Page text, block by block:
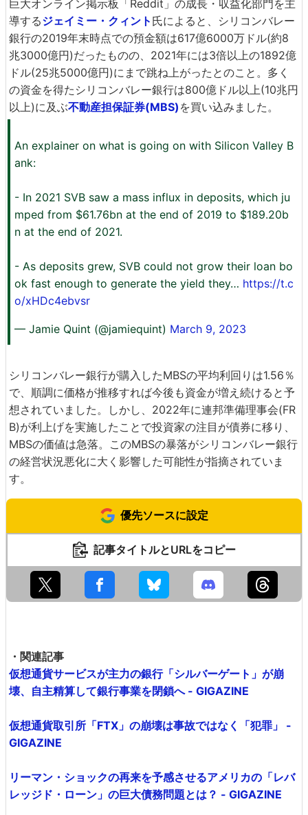
巨大オンライン掲示板「Reddit」の成長・収益化部門を主
導するジェイミー・クィント 氏によると、シリコンバレー
銀行の2019年末時点での預金額は617億6000万ドル(約8
兆3000億円)だったものの、2021年には3倍以上の1892億
ドル(25兆5000億円)にまで跳ね上がったとのこと。多く
の資金を得たシリコンバレー銀行は800億ドル以上(10兆円
以上)に及ぶ不動産担保証券(MBS) を買い込みました。
An explainer on what is going on with Silicon Valley B
ank:
- In 2021 SVB saw a mass influx in deposits, which ju
mped from $61.76bn at the end of 2019 to $189.20b
n at the end of 2021.
- As deposits grew, SVB could not grow their loan bo
ok fast enough to generate the yield they… https://t.c
o/xHDc4ebvsr
— Jamie Quint (@jamiequint) March 9, 2023
シリコンバレー銀行が購入したMBSの平均利回りは1.56％
で、順調に価格が推移すれば今後も資金が増え続けると予
想されていました。しかし、2022年に連邦準備理事会(FR
B)が利上げを実施したことで投資家の注目が債券に移り、
MBSの価値は急落。このMBSの暴落がシリコンバレー銀行
の経営状況悪化に大く影響した可能性が指摘されていま
す。
優先ソースに設定
記事タイトルとURLをコピー
・関連記事
仮想通貨サービスが主力の銀行「シルバーゲート」が崩
壊、自主精算して銀行事業を閉鎖へ - GIGAZINE
仮想通貨取引所「FTX」の崩壊は事故ではなく「犯罪」 -
GIGAZINE
リーマン・ショックの再来を予感させるアメリカの「レバ
レッジド・ローン」の巨大債務問題とは？ - GIGAZINE